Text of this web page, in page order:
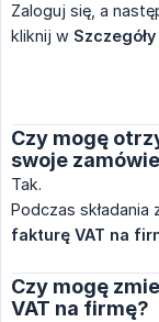
Zaloguj się, a
kliknij w
Czy mogę
swoje
Tak.
Podczas
fakturę VAT na
Czy mogę
VAT na firmę?